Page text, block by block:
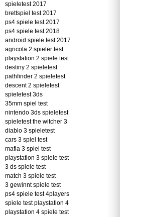
spieletest 2017
brettspiel test 2017
ps4 spiele test 2017
ps4 spiele test 2018
android spiele test 2017
agricola 2 spieler test
playstation 2 spiele test
destiny 2 spieletest
pathfinder 2 spieletest
descent 2 spieletest
spieletest 3ds
35mm spiel test
nintendo 3ds spieletest
spieletest the witcher 3
diablo 3 spieletest
cars 3 spiel test
mafia 3 spiel test
playstation 3 spiele test
3 ds spiele test
match 3 spiele test
3 gewinnt spiele test
ps4 spiele test 4players
spiele test playstation 4
playstation 4 spiele test